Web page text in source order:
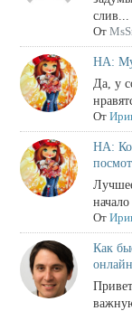
слив...
От
НА:
Да, у
От
НА:
От
Как